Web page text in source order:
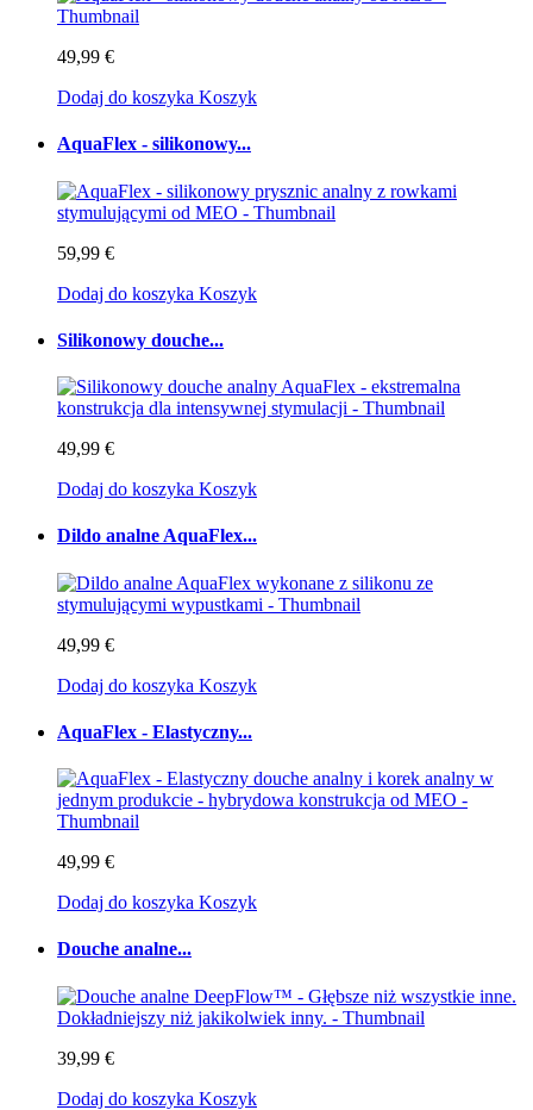
49,99 €
Dodaj do koszyka Koszyk
AquaFlex - silikonowy...
59,99 €
Dodaj do koszyka Koszyk
Silikonowy douche...
49,99 €
Dodaj do koszyka Koszyk
Dildo analne AquaFlex...
49,99 €
Dodaj do koszyka Koszyk
AquaFlex - Elastyczny...
49,99 €
Dodaj do koszyka Koszyk
Douche analne...
39,99 €
Dodaj do koszyka Koszyk